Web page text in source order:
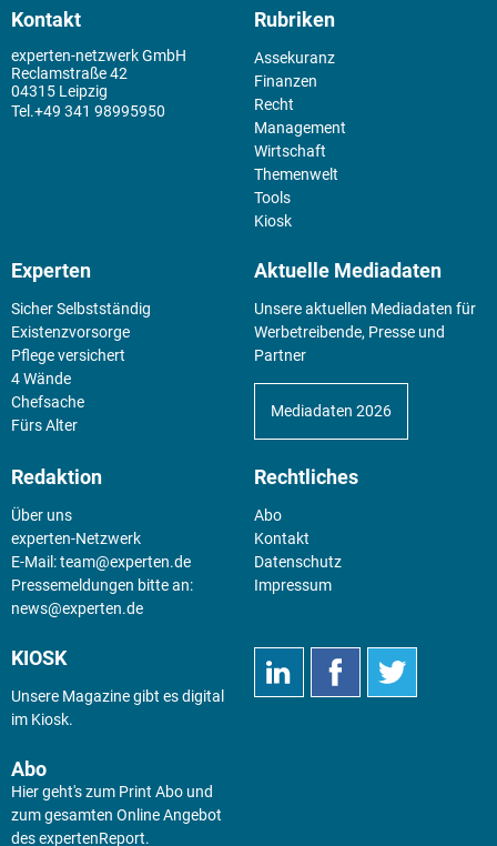
Kontakt
experten-netzwerk GmbH
Reclamstraße 42
04315 Leipzig
+49 341 98995950
Rubriken
Assekuranz
Finanzen
Recht
Management
Wirtschaft
Themenwelt
Tools
Kiosk
Experten
Sicher Selbstständig
Existenz­vorsorge
Pflege versichert
4 Wände
Chefsache
Fürs Alter
Aktuelle Mediadaten
Unsere aktuellen Mediadaten für
Werbetreibende, Presse und
Partner
Mediadaten 2026
Redaktion
Über uns
experten-Netzwerk
E-Mail:team@experten.de
Pressemeldungen bitte an:
news@experten.de
Rechtliches
Abo
Kontakt
Datenschutz
Impressum
KIOSK
Unsere Magazine gibt es digital
im Kiosk.
Abo
Hier geht's zum Print Abo und
zum gesamten Online Angebot
des expertenReport.